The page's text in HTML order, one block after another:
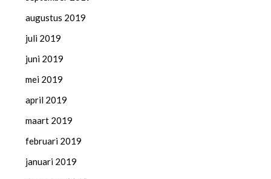
augustus 2019
juli 2019
juni 2019
mei 2019
april 2019
maart 2019
februari 2019
januari 2019